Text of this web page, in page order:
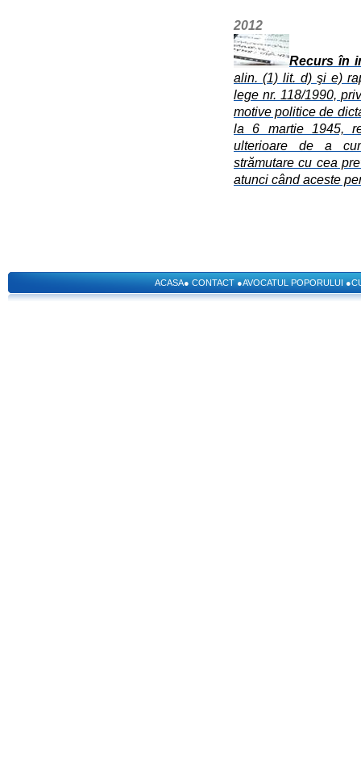
2012
Recurs în
alin. (1) lit. d) şi e)
lege nr. 118/1990,
motive politice de
la 6 martie 1945,
ulterioare de a
strămutare cu cea
atunci când aceste
ACASA●CONTACT●AVOCATUL POPORULUI●